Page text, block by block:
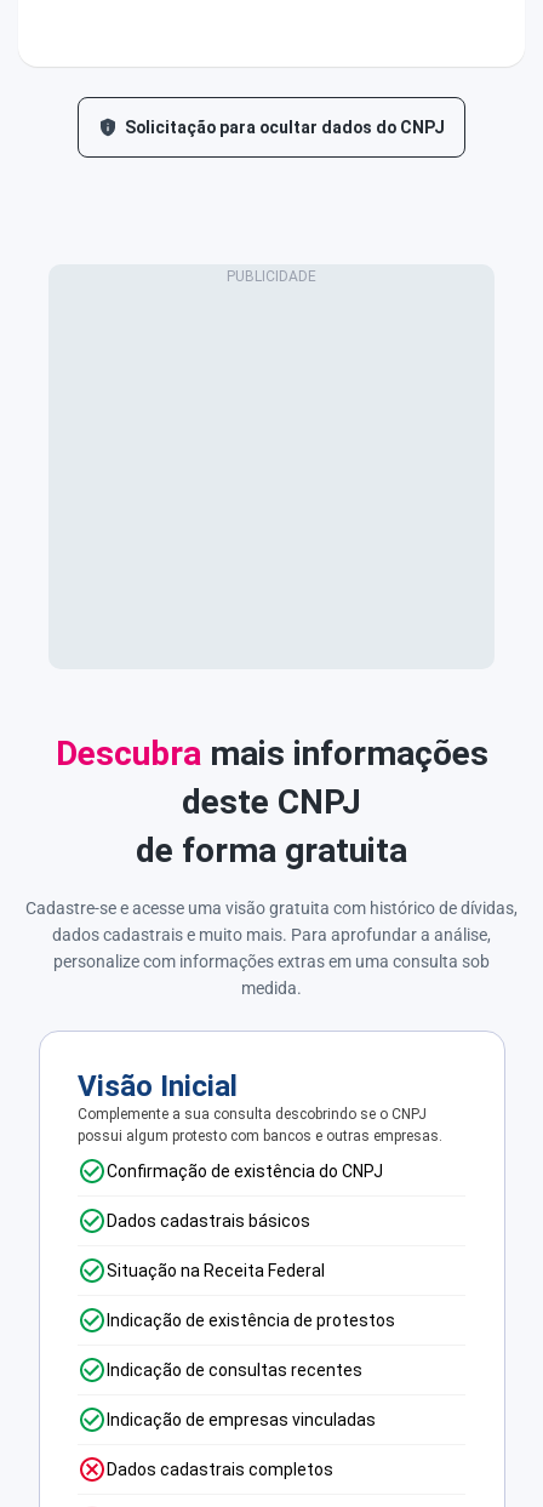
Solicitação para ocultar dados do CNPJ
Descubra mais informações
deste CNPJ
de forma gratuita
Cadastre-se e acesse uma visão gratuita com histórico de dívidas,
dados cadastrais e muito mais. Para aprofundar a análise,
personalize com informações extras em uma consulta sob
medida.
Visão Inicial
Complemente a sua consulta descobrindo se o CNPJ
possui algum protesto com bancos e outras empresas.
Confirmação de existência do CNPJ
Dados cadastrais básicos
Situação na Receita Federal
Indicação de existência de protestos
Indicação de consultas recentes
Indicação de empresas vinculadas
Dados cadastrais completos